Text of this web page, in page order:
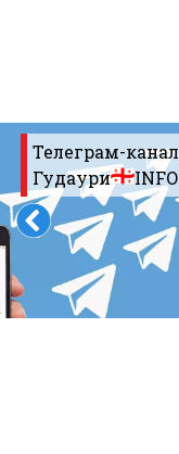
Телеграм-канал
Гудаури
INFO